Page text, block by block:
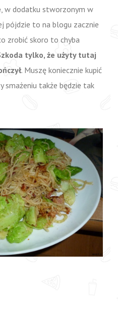
, w dodatku stworzonym w
pójdzie to na blogu zacznie
zrobić skoro to chyba
tylko, że użyty tutaj
. Muszę koniecznie kupić
smażeniu także będzie tak